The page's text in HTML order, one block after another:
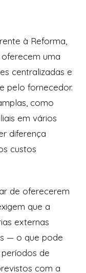
à Reforma,
uma
centralizadas e
pelo fornecedor.
como
em vários
diferença
custos
de oferecerem
que a
externas
— o que pode
de
com a